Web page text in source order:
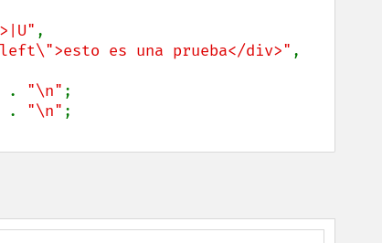
,
es una prueba</div>" ,
. "\n" ;
. "\n"